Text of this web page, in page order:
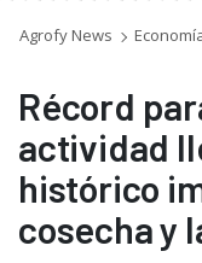
Agrofy News
Récord
actividad
histórico
cosecha y